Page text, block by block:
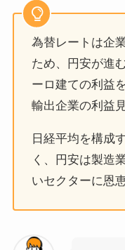
為替レートは企
ため、円安が進
ーロ建ての利益
輸出企業の利益
日経平均を構成
く、円安は製造
いセクターに恩